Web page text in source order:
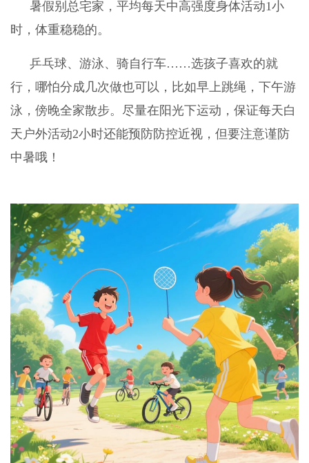
暑假别总宅家，平均每天中高强度身体活动1小
时，体重稳稳的。
乒乓球、游泳、骑自行车……选孩子喜欢的就
行，哪怕分成几次做也可以，比如早上跳绳，下午游
泳，傍晚全家散步。尽量在阳光下运动，保证每天白
天户外活动2小时还能预防防控近视，但要注意谨防
中暑哦！